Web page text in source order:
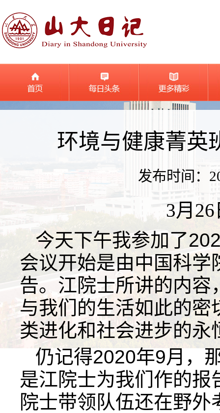
环境与健康菁英
发布时间：
3月
今天下午我参加了
会议开始是由中国科
告。江院士所讲的内
与我们的生活如此的密
类进化和社会进步的永
仍记得2020年9月，
是江院士为我们作的
院士带领队伍还在野